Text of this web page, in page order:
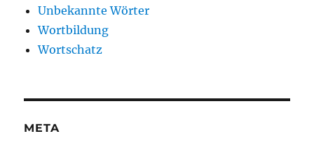
Unbekannte Wörter
Wortbildung
Wortschatz
META